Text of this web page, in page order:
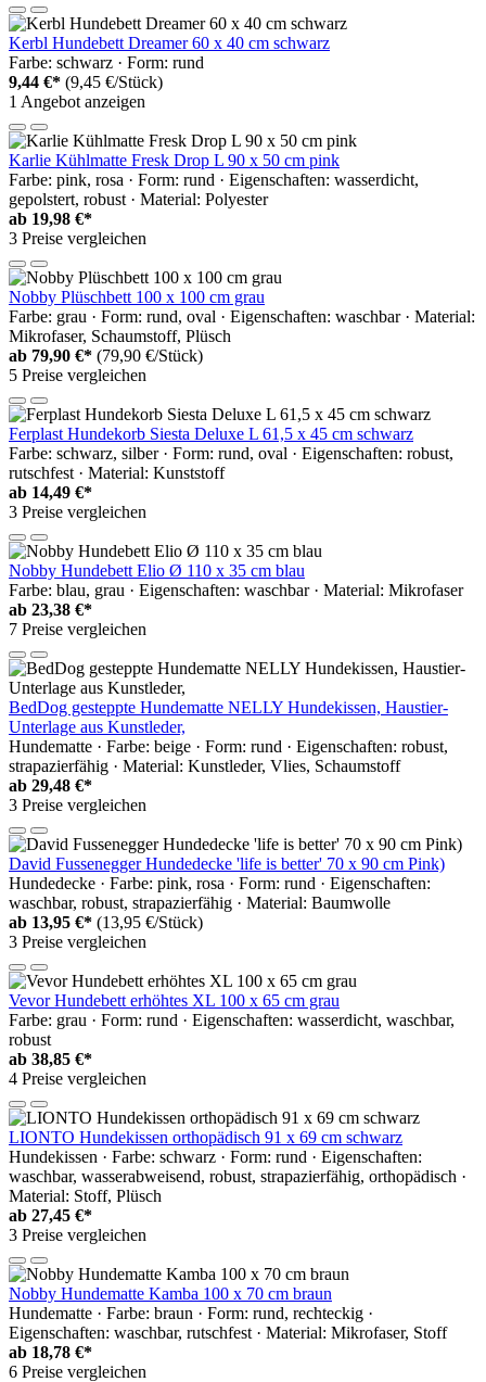
Kerbl Hundebett Dreamer 60 x 40 cm schwarz
Farbe: schwarz · Form: rund
9,44 €* (9,45 €/Stück)
1 Angebot anzeigen
Karlie Kühlmatte Fresk Drop L 90 x 50 cm pink
Farbe: pink, rosa · Form: rund · Eigenschaften: wasserdicht,
gepolstert, robust · Material: Polyester
ab 19,98 €*
3 Preise vergleichen
Nobby Plüschbett 100 x 100 cm grau
Farbe: grau · Form: rund, oval · Eigenschaften: waschbar · Material:
Mikrofaser, Schaumstoff, Plüsch
ab 79,90 €* (79,90 €/Stück)
5 Preise vergleichen
Ferplast Hundekorb Siesta Deluxe L 61,5 x 45 cm schwarz
Farbe: schwarz, silber · Form: rund, oval · Eigenschaften: robust,
rutschfest · Material: Kunststoff
ab 14,49 €*
3 Preise vergleichen
Nobby Hundebett Elio Ø 110 x 35 cm blau
Farbe: blau, grau · Eigenschaften: waschbar · Material: Mikrofaser
ab 23,38 €*
7 Preise vergleichen
BedDog gesteppte Hundematte NELLY Hundekissen, Haustier-
Unterlage aus Kunstleder,
Hundematte · Farbe: beige · Form: rund · Eigenschaften: robust,
strapazierfähig · Material: Kunstleder, Vlies, Schaumstoff
ab 29,48 €*
3 Preise vergleichen
David Fussenegger Hundedecke 'life is better' 70 x 90 cm Pink)
Hundedecke · Farbe: pink, rosa · Form: rund · Eigenschaften:
waschbar, robust, strapazierfähig · Material: Baumwolle
ab 13,95 €* (13,95 €/Stück)
3 Preise vergleichen
Vevor Hundebett erhöhtes XL 100 x 65 cm grau
Farbe: grau · Form: rund · Eigenschaften: wasserdicht, waschbar,
robust
ab 38,85 €*
4 Preise vergleichen
LIONTO Hundekissen orthopädisch 91 x 69 cm schwarz
Hundekissen · Farbe: schwarz · Form: rund · Eigenschaften:
waschbar, wasserabweisend, robust, strapazierfähig, orthopädisch ·
Material: Stoff, Plüsch
ab 27,45 €*
3 Preise vergleichen
Nobby Hundematte Kamba 100 x 70 cm braun
Hundematte · Farbe: braun · Form: rund, rechteckig ·
Eigenschaften: waschbar, rutschfest · Material: Mikrofaser, Stoff
ab 18,78 €*
6 Preise vergleichen